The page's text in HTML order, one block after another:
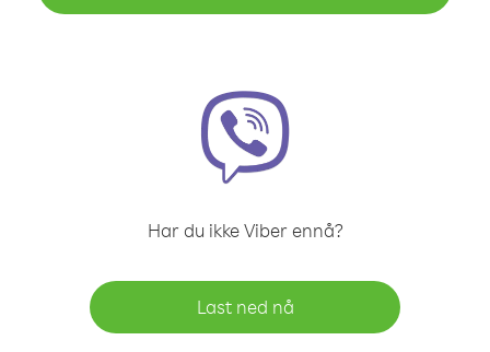
Har du ikke Viber ennå?
Last ned nå